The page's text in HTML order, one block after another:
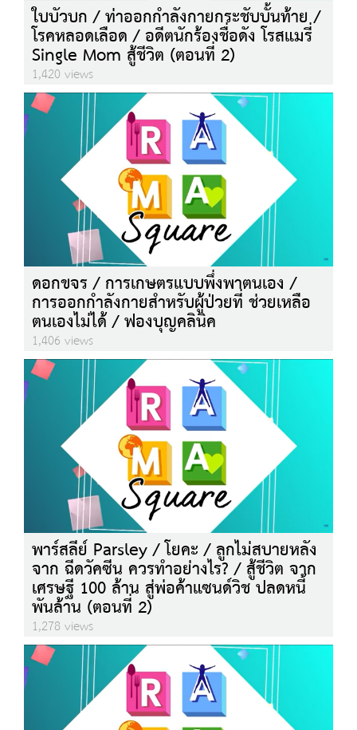
ใบบัวบก / ท่าออกกำลังกายกระชับบั้นท้าย /
โรคหลอดเลือด / อดีตนักร้องชื่อดัง โรสแมรี่
Single Mom สู้ชีวิต (ตอนที่ 2)
1,420 views
ดอกขจร / การเกษตรแบบพึ่งพาตนเอง /
การออกกำลังกายสำหรับผู้ป่วยที่ ช่วยเหลือ
ตนเองไม่ได้ / ฟองบุญคลินิค
1,406 views
พาร์สลีย์ Parsley / โยคะ / ลูกไม่สบายหลัง
จาก ฉีดวัคซีน ควรทำอย่างไร? / สู้ชีวิต จาก
เศรษฐี 100 ล้าน สู่พ่อค้าแซนด์วิช ปลดหนี้
พันล้าน (ตอนที่ 2)
1,278 views